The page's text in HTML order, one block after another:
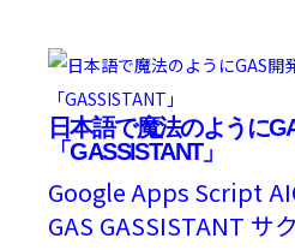
日本語で魔法のように
「GASSISTANT」
Google Apps Script
GAS GASSISTANT サ